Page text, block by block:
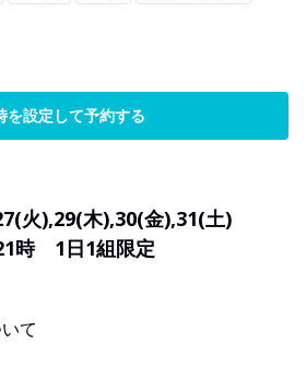
を設定して予約する
火),29(木),30(金),31(土)
時 1日1組限定
て